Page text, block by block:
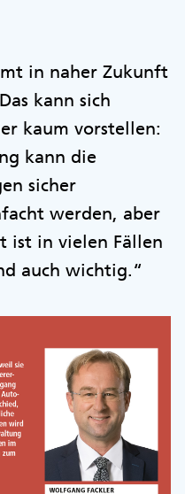
in naher Zukunft
kann sich
kaum vorstellen:
kann die
sicher
werden, aber
ist in vielen Fällen
auch wichtig.“